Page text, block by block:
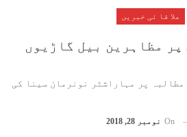
علا قا ئی خبریں
مظاہرین بیل گاڑیوں
پر مہاراشٹر نونرمان سینا کی
On نومبر 28, 2018